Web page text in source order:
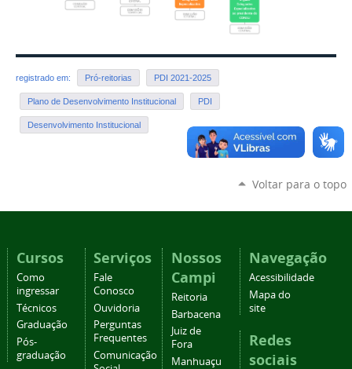
registrado em: Pró-reitorias PDI 2021-2025
Plano de Desenvolvimento Institucional PDI
Desenvolvimento Institucional
Voltar para o topo
Cursos
Como
ingressar
Técnicos
Graduação
Pós-
graduação
Serviços
Fale
Conosco
Ouvidoria
Perguntas
Frequentes
Comunicação
Nossos
Campi
Reitoria
Barbacena
Juiz de
Fora
Manhuaçu
Navegação
Acessibilidade
Mapa do
site
Redes
sociais